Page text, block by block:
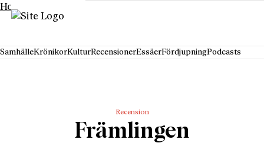
Hoppa till innehåll
SamhälleKrönikorKulturRecensionerEssäerFördjupningPodcasts
Recension
Främlingen